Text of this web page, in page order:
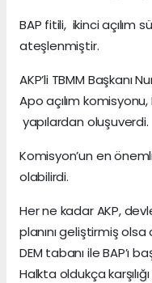
BAP fitili, ikinci açılım
ateşlenmiştir.
AKP’li TBMM Başkanı
Apo açılım komisyonu,
yapılardan oluşuverdi.
Komisyon’un en
olabilirdi.
Her ne kadar AKP,
planını geliştirmiş olsa
DEM tabanı ile BAP’ı
Halkta oldukça